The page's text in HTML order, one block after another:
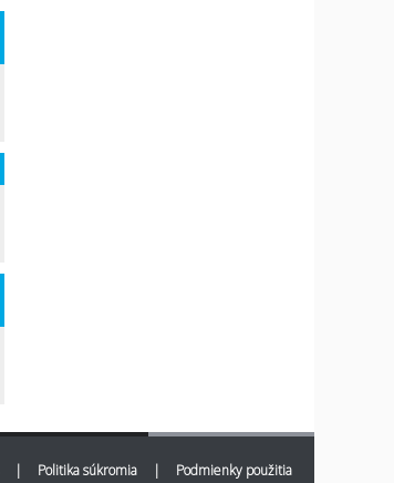
| Politika súkromia | Podmienky použitia